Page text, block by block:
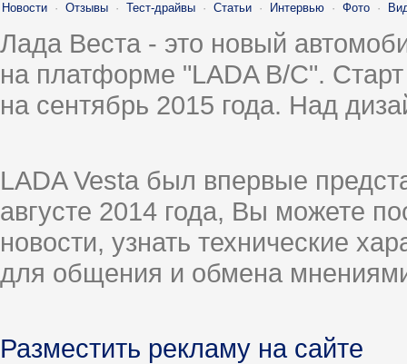
Новости · Отзывы · Тест-драйвы · Статьи · Интервью · Фото ·
Лада Веста - это новый
на платформе "LADA B/C".
на сентябрь 2015 года. Над
LADA Vesta был впервые
августе 2014 года, Вы можете
новости, узнать технические
для общения и обмена
Разместить рекламу на сайте